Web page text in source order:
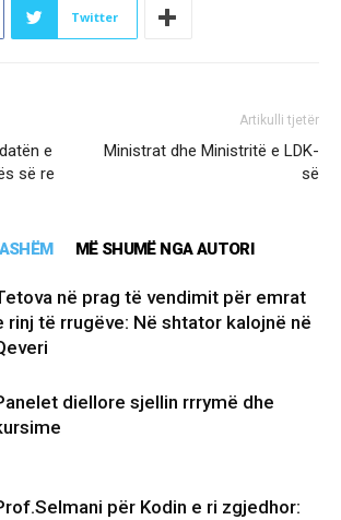
Twitter
e
së re
Artikulli tjetër
Ministrat dhe Ministritë e LDK-
së
MË SHUMË NGA AUTORI
në prag të vendimit për emrat
rinj të rrugëve: Në shtator kalojnë në
diellore sjellin rrrymë dhe
për Kodin e ri zgjedhor: